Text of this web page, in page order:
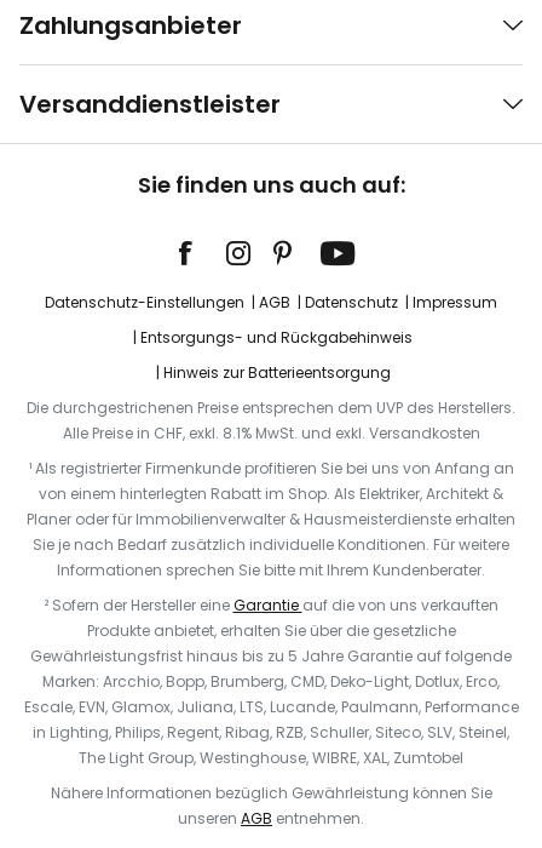
Zahlungsanbieter
Versanddienstleister
Sie finden uns auch auf:
Datenschutz-Einstellungen AGB Datenschutz
Impressum
Entsorgungs- und Rückgabehinweis
Hinweis zur Batterieentsorgung
Die durchgestrichenen Preise entsprechen dem UVP des Herstellers.
Alle Preise in CHF, exkl. 8.1% MwSt. und exkl. Versandkosten
¹ Als registrierter Firmenkunde profitieren Sie bei uns von Anfang an
von einem hinterlegten Rabatt im Shop. Als Elektriker, Architekt &
Planer oder für Immobilienverwalter & Hausmeisterdienste erhalten
Sie je nach Bedarf zusätzlich individuelle Konditionen. Für weitere
Informationen sprechen Sie bitte mit Ihrem Kundenberater.
² Sofern der Hersteller eineGarantie auf die von uns verkauften
Produkte anbietet, erhalten Sie über die gesetzliche
Gewährleistungsfrist hinaus bis zu 5 Jahre Garantie auf folgende
Marken: Arcchio, Bopp, Brumberg, CMD, Deko-Light, Dotlux, Erco,
Escale, EVN, Glamox, Juliana, LTS, Lucande, Paulmann, Performance
in Lighting, Philips, Regent, Ribag, RZB, Schuller, Siteco, SLV, Steinel,
The Light Group, Westinghouse, WIBRE, XAL, Zumtobel
Nähere Informationen bezüglich Gewährleistung können Sie
unseren AGB entnehmen.